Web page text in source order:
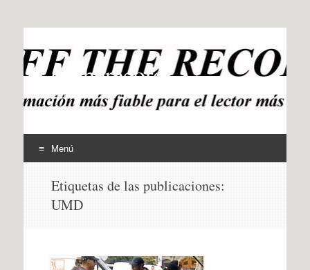
offtherecord
OTR
Menú
contenido
Etiquetas de las publicaciones:
UMD